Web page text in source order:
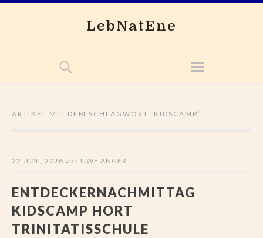
LebNatEne
ARTIKEL MIT DEM SCHLAGWORT ‘ KIDSCAMP ’
22 JUNI, 2026 von UWE ANGER
ENTDECKERNACHMITTAG
KIDSCAMP HORT
TRINITATISSCHULE